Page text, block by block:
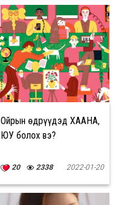
Ойрын өдрүүдэд ХААНА,
ЮУ болох вэ?
20 2338 2022-01-20